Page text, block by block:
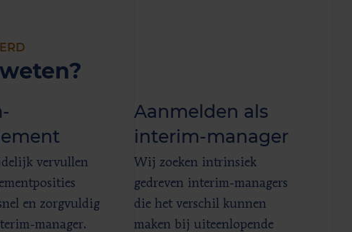
vervullen
en zorgvuldig
manager.
Aanmelden als
interim-manager
Wij zoeken intrinsiek
gedreven interim-managers
die het verschil kunnen
maken bij uiteenlopende